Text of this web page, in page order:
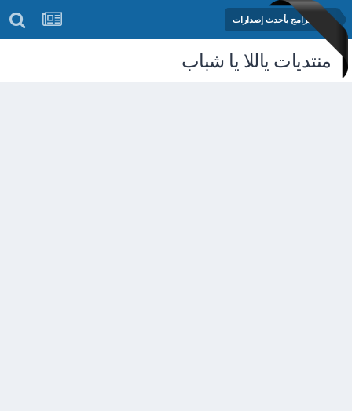
مكتبة البرامج بأحدث إصدارات
منتديات ياللا يا شباب